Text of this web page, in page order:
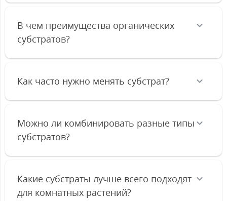
В чем преимущества органических
субстратов?
Как часто нужно менять субстрат?
Можно ли комбинировать разные типы
субстратов?
Какие субстраты лучше всего подходят
для комнатных растений?